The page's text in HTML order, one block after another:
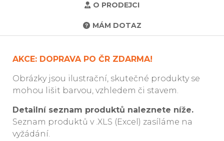
O PRODEJCI
MÁM DOTAZ
AKCE: DOPRAVA PO ČR ZDARMA!
Obrázky jsou ilustrační, skutečné produkty se
mohou lišit barvou, vzhledem či stavem.
Detailní seznam produktů naleznete níže.
Seznam produktů v .XLS (Excel) zasíláme na
vyžádání.